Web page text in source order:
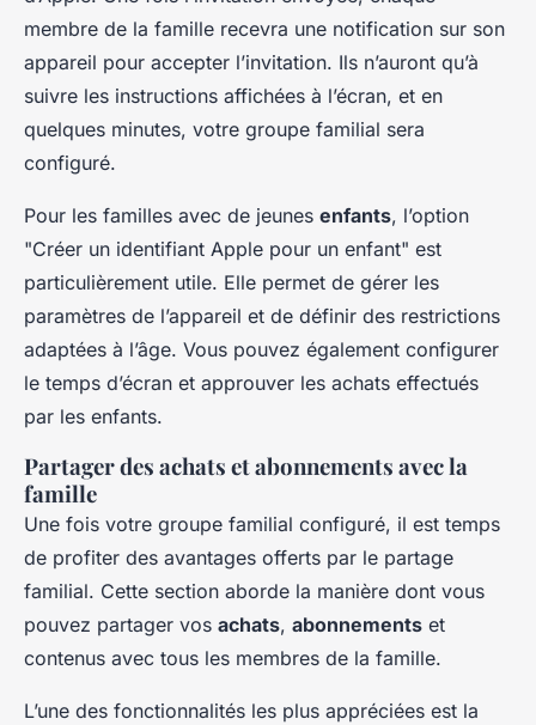
membre de la famille recevra une notification sur son
appareil pour accepter l’invitation. Ils n’auront qu’à
suivre les instructions affichées à l’écran, et en
quelques minutes, votre groupe familial sera
configuré.
Pour les familles avec de jeunes enfants, l’option
"Créer un identifiant Apple pour un enfant" est
particulièrement utile. Elle permet de gérer les
paramètres de l’appareil et de définir des restrictions
adaptées à l’âge. Vous pouvez également configurer
le temps d’écran et approuver les achats effectués
par les enfants.
Partager des achats et abonnements avec la
famille
Une fois votre groupe familial configuré, il est temps
de profiter des avantages offerts par le partage
familial. Cette section aborde la manière dont vous
pouvez partager vos achats, abonnements et
contenus avec tous les membres de la famille.
L’une des fonctionnalités les plus appréciées est la